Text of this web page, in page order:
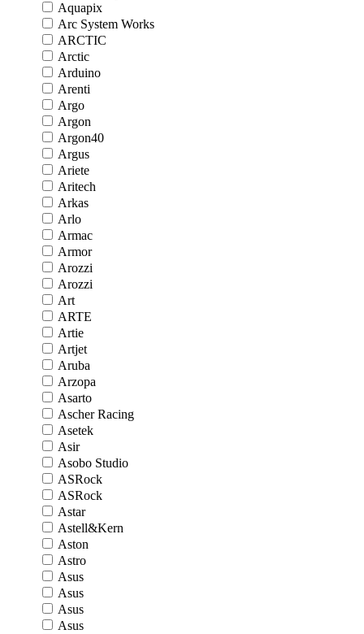
Aquapix
Arc System Works
ARCTIC
Arctic
Arduino
Arenti
Argo
Argon
Argon40
Argus
Ariete
Aritech
Arkas
Arlo
Armac
Armor
Arozzi
Arozzi
Art
ARTE
Artie
Artjet
Aruba
Arzopa
Asarto
Ascher Racing
Asetek
Asir
Asobo Studio
ASRock
ASRock
Astar
Astell&Kern
Aston
Astro
Asus
Asus
Asus
Asus